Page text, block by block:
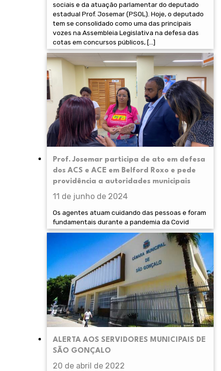
sociais e da atuação parlamentar do deputado
estadual Prof. Josemar (PSOL). Hoje, o deputado
tem se consolidado como uma das principais
vozes na Assembleia Legislativa na defesa das
cotas em concursos públicos, […]
Prof. Josemar participa de ato em defesa
dos ACS e ACE em Belford Roxo e pede
providência a autoridades municipais
11 de junho de 2024
Os agentes atuam cuidando das pessoas e foram
fundamentais durante a pandemia da Covid
ALERTA AOS SERVIDORES MUNICIPAIS DE
SÃO GONÇALO
20 de abril de 2022